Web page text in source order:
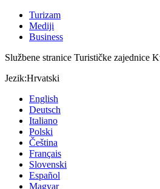
Turizam
Mediji
Business
Službene stranice Turističke zajednice
Jezik:Hrvatski
English
Deutsch
Italiano
Polski
Čeština
Français
Slovenski
Español
Magyar